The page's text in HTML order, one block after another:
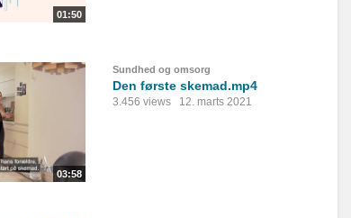
01:50
03:58
Sundhed og omsorg
Den første skemad.mp4
3.456 views 12. marts 2021